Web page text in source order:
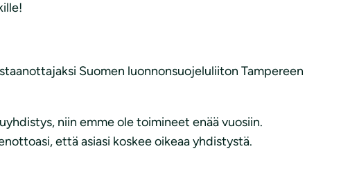
Suomen luonnonsuojeluliiton Tampereen
niin emme ole toimineet enää vuosiin.
että asiasi koskee oikeaa yhdistystä.